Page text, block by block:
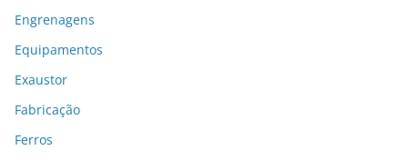
Engrenagens
Equipamentos
Exaustor
Fabricação
Ferros